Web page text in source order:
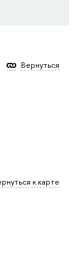
Вернуться
к карте